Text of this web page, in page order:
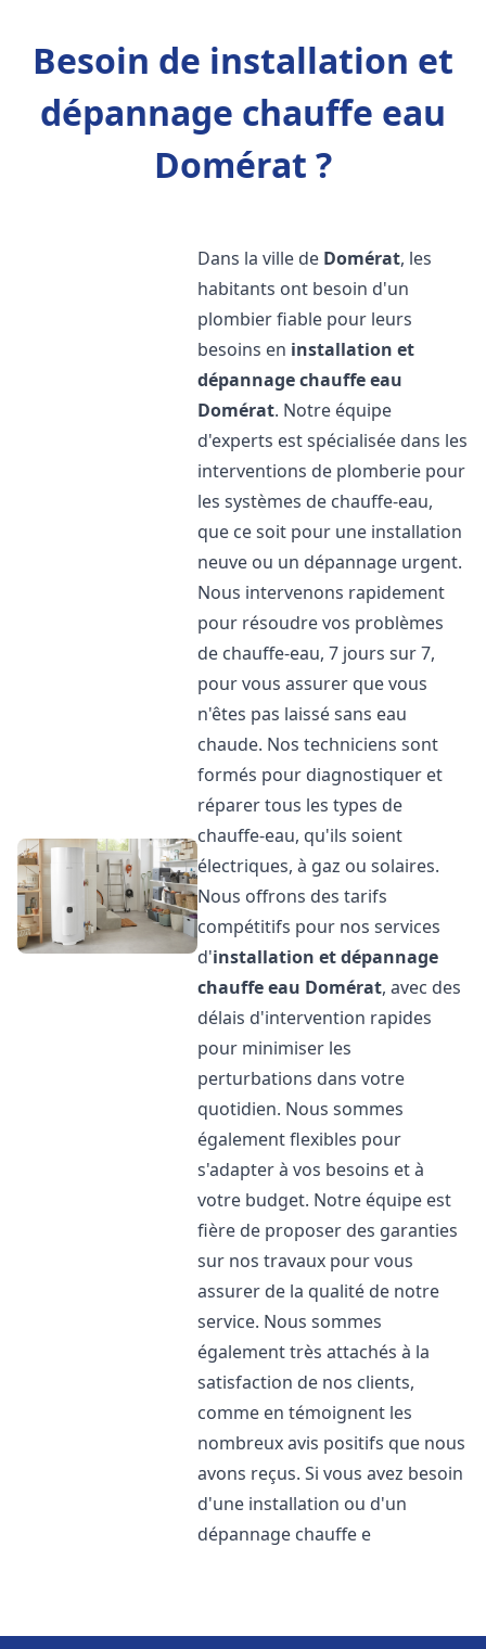
Besoin de installation et
dépannage chauffe eau
Domérat ?
Dans la ville de Domérat, les
habitants ont besoin d'un
plombier fiable pour leurs
besoins en installation et
dépannage chauffe eau
Domérat. Notre équipe
d'experts est spécialisée dans les
interventions de plomberie pour
les systèmes de chauffe-eau,
que ce soit pour une installation
neuve ou un dépannage urgent.
Nous intervenons rapidement
pour résoudre vos problèmes
de chauffe-eau, 7 jours sur 7,
pour vous assurer que vous
n'êtes pas laissé sans eau
chaude. Nos techniciens sont
formés pour diagnostiquer et
réparer tous les types de
chauffe-eau, qu'ils soient
électriques, à gaz ou solaires.
Nous offrons des tarifs
compétitifs pour nos services
d'installation et dépannage
chauffe eau Domérat, avec des
délais d'intervention rapides
pour minimiser les
perturbations dans votre
quotidien. Nous sommes
également flexibles pour
s'adapter à vos besoins et à
votre budget. Notre équipe est
fière de proposer des garanties
sur nos travaux pour vous
assurer de la qualité de notre
service. Nous sommes
également très attachés à la
satisfaction de nos clients,
comme en témoignent les
nombreux avis positifs que nous
avons reçus. Si vous avez besoin
d'une installation ou d'un
dépannage chauffe e